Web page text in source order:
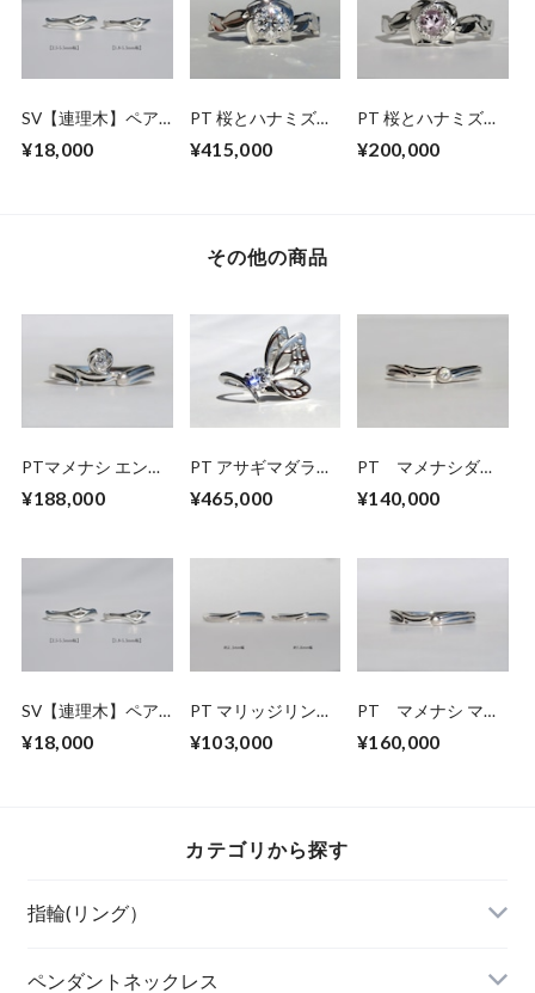
SV【連理木】ペア
¥18,000
PT 桜とハナミズキ
グ
¥415,000
PT 桜とハナミズキ
グ
¥200,000
その他の商品
PTマメナシ エンゲ
ーリング
¥188,000
PT アサギマダラの
¥465,000
PT マメナシダイ
リング
¥140,000
SV【連理木】ペア
¥18,000
PT マリッジリング
¥103,000
PT マメナシ マリ
¥160,000
カテゴリから探す
指輪(リング）
ペンダントネックレス